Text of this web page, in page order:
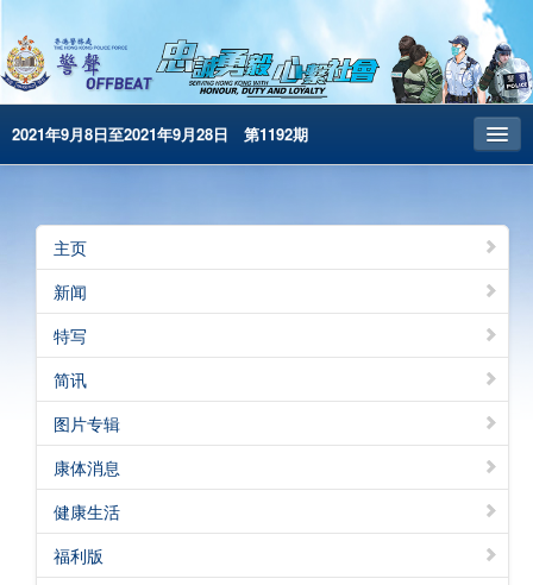
2021年9月8日至2021年9月28日 第1192期
昔日警声
警务处主页
繁體版
English
电子书版
警声特刊
主页
新闻
特写
简讯
图片专辑
康体消息
健康生活
福利版